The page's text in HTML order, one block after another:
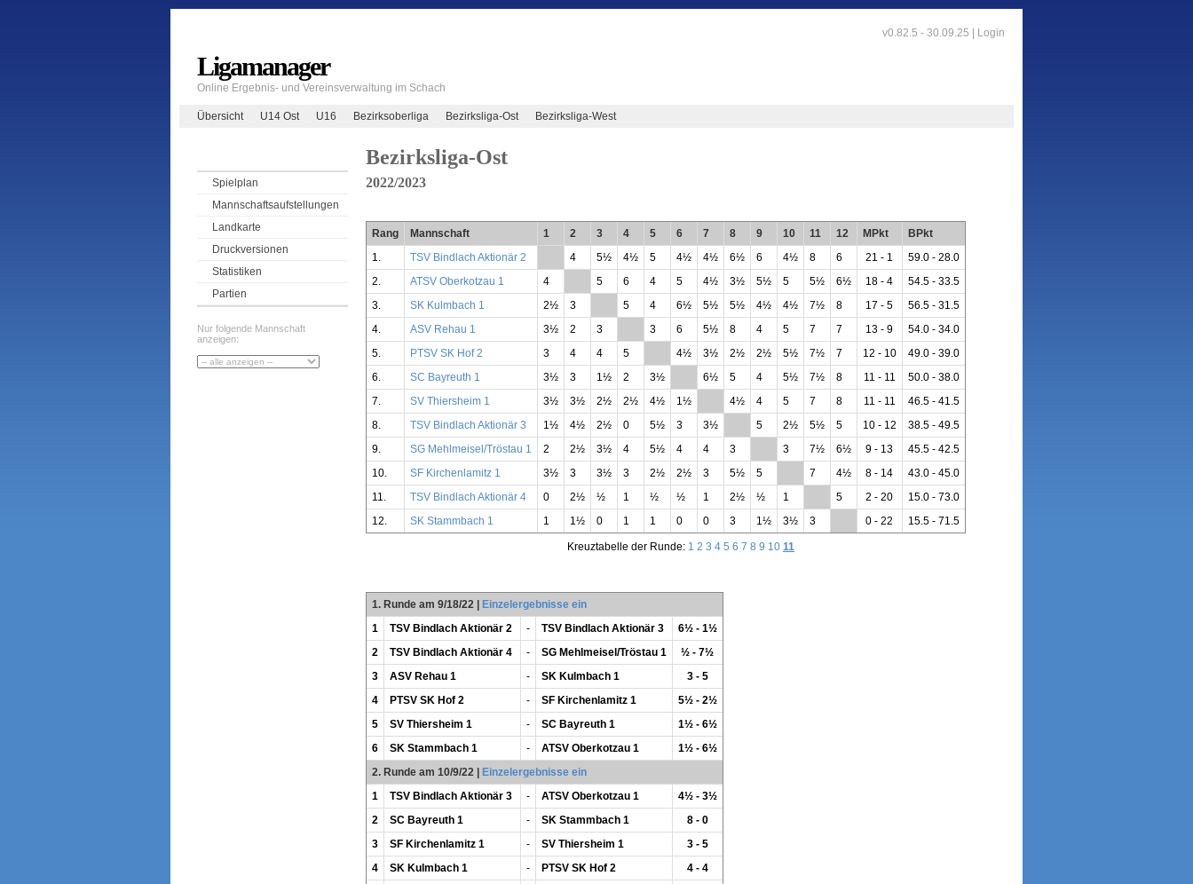
v0.82.5 - 30.09.25 | Login
Ligamanager
Online Ergebnis- und Vereinsverwaltung im Schach
Übersicht U14 Ost U16 Bezirksoberliga Bezirksliga-Ost Bezirksliga-West
Spielplan
Mannschaftsaufstellungen
Landkarte
Druckversionen
Statistiken
Partien
Nur folgende Mannschaft
anzeigen:
Bezirksliga-Ost
2022/2023
Rang Mannschaft 1 2 3 4 5 6 7 8 9 10 11 12 MPkt
BPkt
1.
TSV Bindlach Aktionär 2 4 5½ 4½ 5 4½ 4½ 6½ 6 4½ 8 6 21 - 1
59.0 - 28.0
2.
ATSV Oberkotzau 1 4 5 6 4 5 4½ 3½ 5½ 5 5½ 6½ 18 - 4
54.5 - 33.5
3.
SK Kulmbach 1 2½ 3 5 4 6½ 5½ 5½ 4½ 4½ 7½ 8 17 - 5
56.5 - 31.5
4.
ASV Rehau 1 3½ 2 3 3 6 5½ 8 4 5 7 7 13 - 9
54.0 - 34.0
5.
PTSV SK Hof 2 3 4 4 5 4½ 3½ 2½ 2½ 5½ 7½ 7 12 - 10
49.0 - 39.0
6.
SC Bayreuth 1 3½ 3 1½ 2 3½ 6½ 5 4 5½ 7½ 8 11 - 11
50.0 - 38.0
7.
SV Thiersheim 1 3½ 3½ 2½ 2½ 4½ 1½ 4½ 4 5 7 8 11 - 11
46.5 - 41.5
8.
TSV Bindlach Aktionär 3 1½ 4½ 2½ 0 5½ 3 3½ 5 2½ 5½ 5 10 - 12
38.5 - 49.5
9.
SG Mehlmeisel/Tröstau 1 2 2½ 3½ 4 5½ 4 4 3 3 7½ 6½ 9 - 13
45.5 - 42.5
10.
SF Kirchenlamitz 1 3½ 3 3½ 3 2½ 2½ 3 5½ 5 7 4½ 8 - 14
43.0 - 45.0
11.
TSV Bindlach Aktionär 4 0 2½ ½ 1 ½ ½ 1 2½ ½ 1 5 2 - 20
15.0 - 73.0
12.
SK Stammbach 1 1 1½ 0 1 1 0 0 3 1½ 3½ 3 0 - 22 15.5 - 71.5
Kreuztabelle der Runde: 1 2 3 4 5 6 7 8 9 10 11
1. Runde am 9/18/22 | Einzelergebnisse ein
1
TSV Bindlach Aktionär 2 - TSV Bindlach Aktionär 3
6½ - 1½
2
TSV Bindlach Aktionär 4 - SG Mehlmeisel/Tröstau 1
½ - 7½
3
ASV Rehau 1 - SK Kulmbach 1
3 - 5
4
PTSV SK Hof 2 - SF Kirchenlamitz 1
5½ - 2½
5
SV Thiersheim 1 - SC Bayreuth 1
1½ - 6½
6
SK Stammbach 1 - ATSV Oberkotzau 1
1½ - 6½
2. Runde am 10/9/22 | Einzelergebnisse ein
1
TSV Bindlach Aktionär 3 - ATSV Oberkotzau 1
4½ - 3½
2
SC Bayreuth 1 - SK Stammbach 1
8 - 0
3
SF Kirchenlamitz 1 - SV Thiersheim 1
3 - 5
4
SK Kulmbach 1 - PTSV SK Hof 2
4 - 4